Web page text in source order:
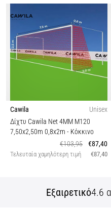
Cawila
Unisex
Δίχτυ Cawila Net 4MM M120
7,50x2,50m 0,8x2m - Κόκκινο
€103,95
€87,40
Τελευταία χαμηλότερη τιμή €87,40
Εξαιρετικό4.6